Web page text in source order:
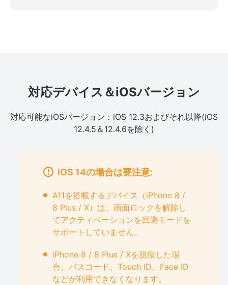
対応デバイス＆iOSバージョン
対応可能なiOSバージョン：iOS 12.3およびそれ以降(iOS
12.4.5＆12.4.6を除く)
iOS 14の場合は要注意:
A11を搭載するデバイス（iPhone 8 /
8 Plus / X）は、画面ロックを解除し
てアクティベーションを回避モードを
サポートしていません。
iPhone 8 / 8 Plus / Xを脱獄した場
合、パスコード、Touch ID、Face ID
などが利用できなくなります。